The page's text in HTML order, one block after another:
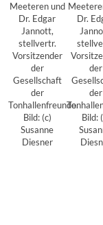
Meeteren und
Dr. Edgar
Jannott,
stellvertr.
Vorsitzender
der
Gesellschaft
der
Tonhallenfreunde.
Bild: (c)
Susanne
Diesner
Dr.
der
der
Bild: